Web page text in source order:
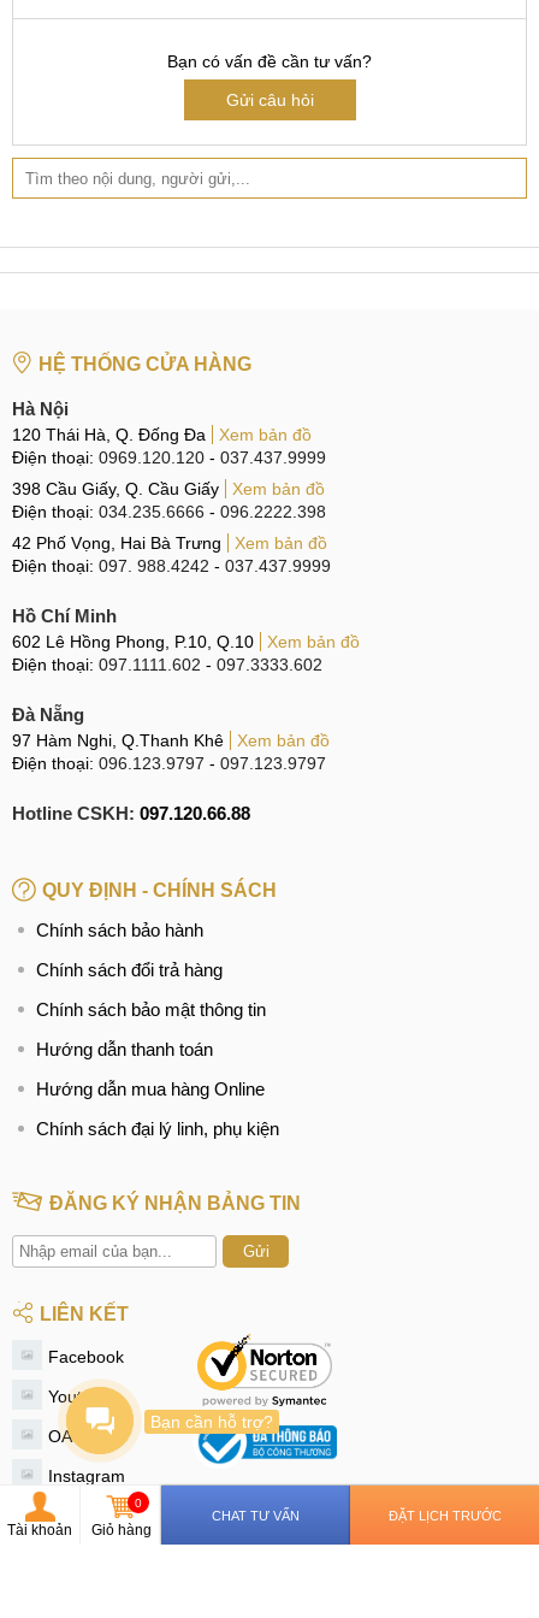
0338.424242
CN 4:123 Trần Quang Khải, Quận 1
Hotline: 097.123.9797
Tìm kiếm liên quan:
Thay camera sau iPhone SE 2020 giá rẻ
sửa camera trước iPhone SE 2020 ở đâu
thay camera trước iPhone SE 2020 chính hãng
Bạn có vấn đề cần tư vấn?
Gửi câu hỏi
HỆ THỐNG CỬA HÀNG
Hà Nội
120 Thái Hà, Q. Đống Đa
Xem bản đồ
Điện thoại: 0969.120.120 - 037.437.9999
398 Cầu Giấy, Q. Cầu Giấy
Xem bản đồ
Điện thoại: 034.235.6666 - 096.2222.398
42 Phố Vọng, Hai Bà Trưng
Xem bản đồ
Điện thoại: 097. 988.4242 - 037.437.9999
Hồ Chí Minh
602 Lê Hồng Phong, P.10, Q.10
Xem bản đồ
Điện thoại: 097.1111.602 - 097.3333.602
Đà Nẵng
97 Hàm Nghi, Q.Thanh Khê
Xem bản đồ
Điện thoại: 096.123.9797 - 097.123.9797
Hotline CSKH: 097.120.66.88
QUY ĐỊNH - CHÍNH SÁCH
Chính sách bảo hành
Chính sách đổi trả hàng
Chính sách bảo mật thông tin
Hướng dẫn thanh toán
Hướng dẫn mua hàng Online
Chính sách đại lý linh, phụ kiện
ĐĂNG KÝ NHẬN BẢNG TIN
Gửi
LIÊN KẾT
Facebook
Youtube
OA Zalo
Instagram
Tiktok
Tài khoản
0
Giỏ hàng
CHAT TƯ VẤN ĐẶT LỊCH TRƯỚC
Bạn cần hỗ trợ?